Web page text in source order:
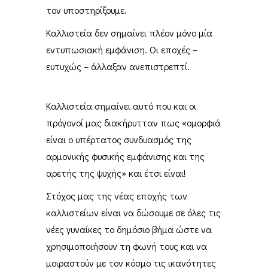
τον υποστηρίξουμε.
Καλλιστεία δεν σημαίνει πλέον μόνο μία
εντυπωσιακή εμφάνιση. Οι εποχές –
ευτυχώς – άλλαξαν ανεπιστρεπτί.
Καλλιστεία σημαίνει αυτό που και οι
πρόγονοί μας διακήρυτταν πως «ομορφιά
είναι ο υπέρτατος συνδυασμός της
αρμονικής φυσικής εμφάνισης και της
αρετής της ψυχής» και έτσι είναι!
Στόχος μας της νέας εποχής των
καλλιστείων είναι να δώσουμε σε όλες τις
νέες γυναίκες το δημόσιο βήμα ώστε να
χρησιμοποιήσουν τη φωνή τους και να
μοιραστούν με τον κόσμο τις ικανότητες